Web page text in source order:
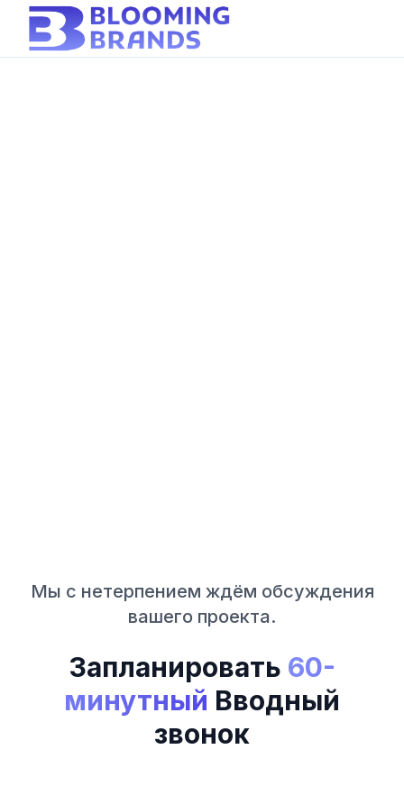
Мы с нетерпением ждём обсуждения
вашего проекта.
Запланировать 60-
минутный Вводный
звонок